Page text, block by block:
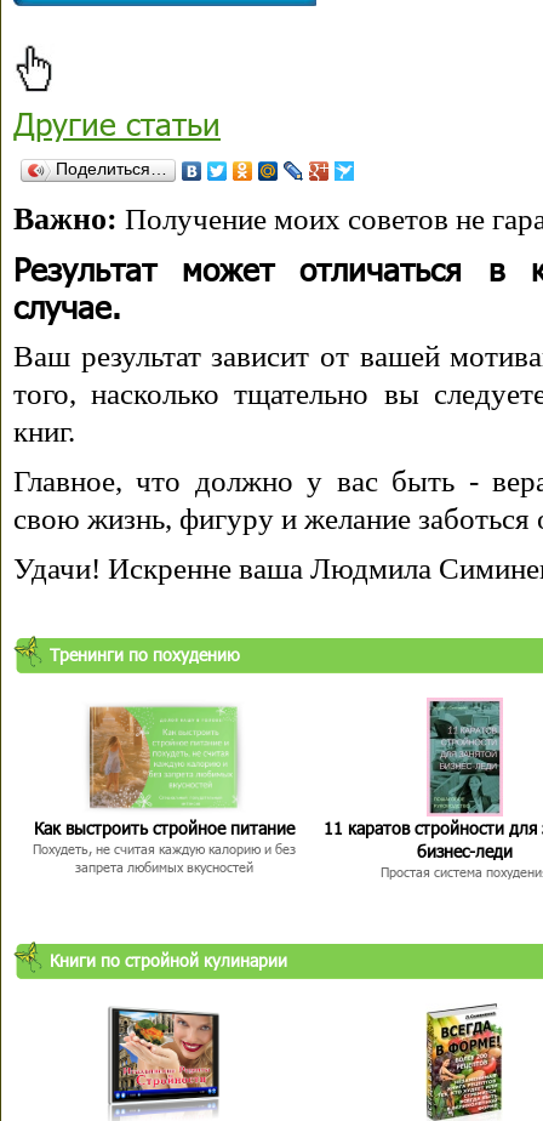
Другие статьи
Поделиться…
Важно: Получение моих советов не
Результат может отличаться в
случае.
Ваш результат зависит от вашей
того, насколько тщательно вы
книг.
Главное, что должно у вас быть -
свою жизнь, фигуру и желание заботься
Удачи! Искренне ваша Людмила
Тренинги по похудению
Как выстроить стройное питание
Похудеть, не считая каждую калорию и без
запрета любимых вкусностей
11 каратов стройности для
бизнес-леди
Простая система
Книги по стройной кулинарии